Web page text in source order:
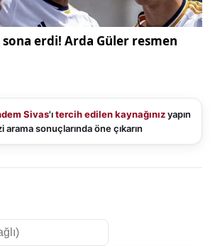
Sivas'ıtercih edilen kaynağınızyapın
sonuçlarında öne çıkarın